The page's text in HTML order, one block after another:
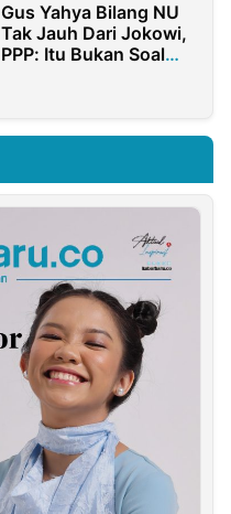
Gus Yahya Bilang NU
Tak Jauh Dari Jokowi,
PPP: Itu Bukan Soal